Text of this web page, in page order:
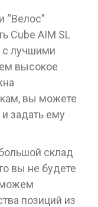
“Велос”
Cube AIM SL
с лучшими
высокое
вы можете
задать ему
склад
вы не будете
позиций из